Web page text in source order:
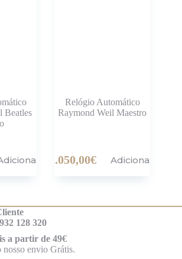
Beatles
Relógio Automático
Raymond Weil Maestro
2.050,00€ Adicionar
932 128 320
a partir de 49€
envio Grátis.